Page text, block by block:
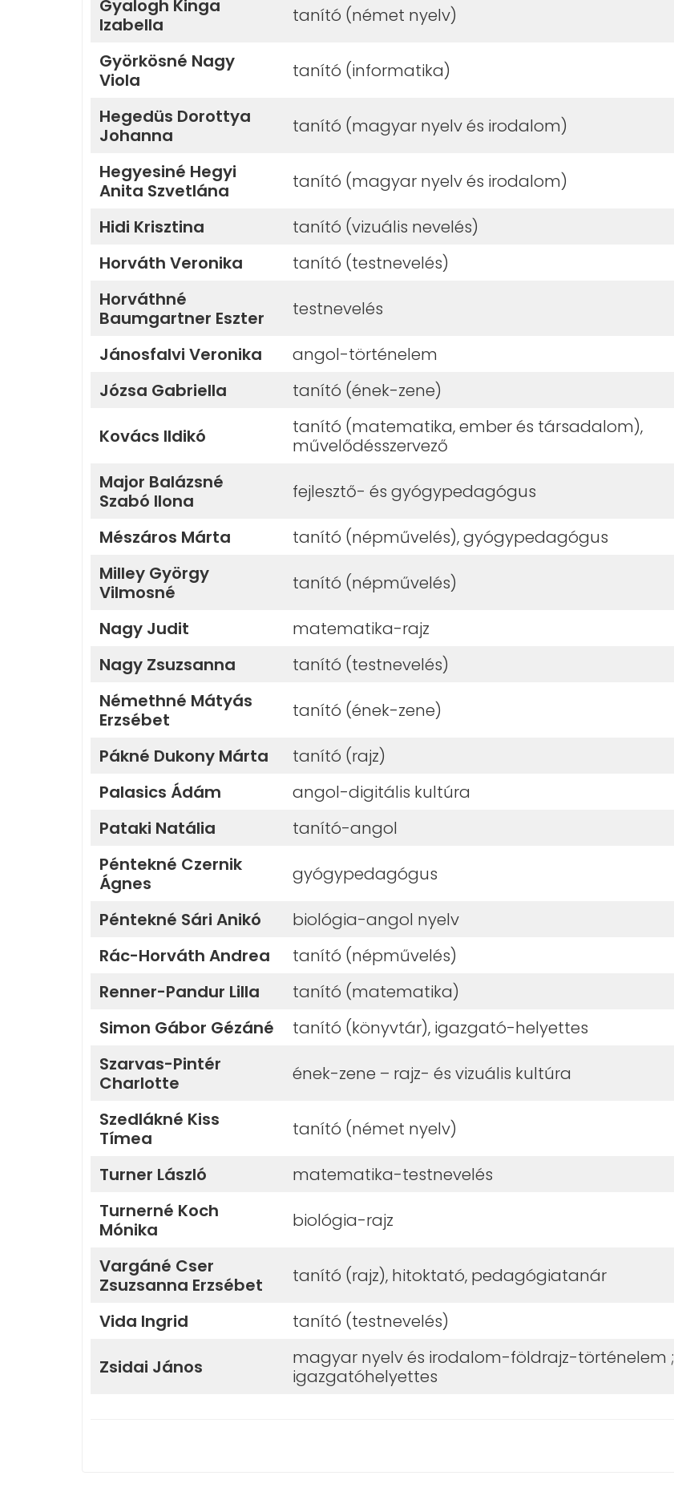
Gyalogh Kinga
Izabella
tanító (német nyelv)
Györkösné Nagy
Viola
tanító (informatika)
Hegedüs Dorottya
Johanna
tanító (magyar nyelv és irodalom)
Hegyesiné Hegyi
Anita Szvetlána
tanító (magyar nyelv és irodalom)
Hidi Krisztina
tanító (vizuális nevelés)
Horváth Veronika
tanító (testnevelés)
Horváthné
Baumgartner Eszter
testnevelés
Jánosfalvi Veronika
angol-történelem
Józsa Gabriella
tanító (ének-zene)
Kovács Ildikó
tanító (matematika, ember és társadalom),
művelődésszervező
Major Balázsné
Szabó Ilona
fejlesztő- és gyógypedagógus
Mészáros Márta
tanító (népművelés), gyógypedagógus
Milley György
Vilmosné
tanító (népművelés)
Nagy Judit
matematika-rajz
Nagy Zsuzsanna
tanító (testnevelés)
Némethné Mátyás
Erzsébet
tanító (ének-zene)
Pákné Dukony Márta
tanító (rajz)
Palasics Ádám
angol-digitális kultúra
Pataki Natália
tanító-angol
Péntekné Czernik
Ágnes
gyógypedagógus
Péntekné Sári Anikó
biológia-angol nyelv
Rác-Horváth Andrea
tanító (népművelés)
Renner-Pandur Lilla
tanító (matematika)
Simon Gábor Gézáné
tanító (könyvtár), igazgató-helyettes
Szarvas-Pintér
Charlotte
ének-zene – rajz- és vizuális kultúra
Szedlákné Kiss
Tímea
tanító (német nyelv)
Turner László
matematika-testnevelés
Turnerné Koch
Mónika
biológia-rajz
Vargáné Cser
Zsuzsanna Erzsébet
tanító (rajz), hitoktató, pedagógiatanár
Vida Ingrid tanító (testnevelés)
Zsidai János
magyar nyelv és irodalom-földrajz-történelem ;
igazgatóhelyettes